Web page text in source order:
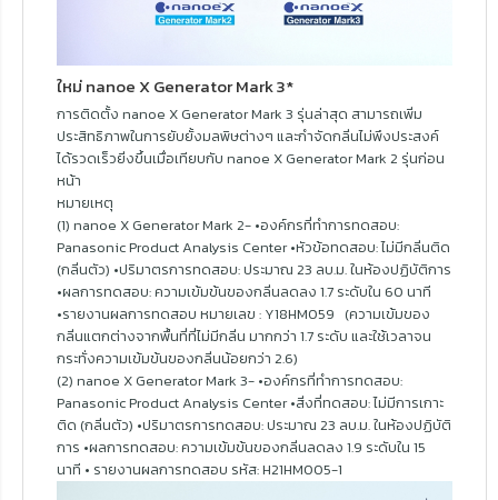
ใหม่ nanoe X Generator Mark 3*
การติดตั้ง nanoe X Generator Mark 3 รุ่นล่าสุด สามารถเพิ่ม
ประสิทธิภาพในการยับยั้งมลพิษต่างๆ และกำจัดกลิ่นไม่พึงประสงค์
ได้รวดเร็วยิ่งขึ้นเมื่อเทียบกับ nanoe X Generator Mark 2 รุ่นก่อน
หน้า
หมายเหตุ
(1) nanoe X Generator Mark 2- •องค์กรที่ทำการทดสอบ:
Panasonic Product Analysis Center •หัวข้อทดสอบ: ไม่มีกลิ่นติด
(กลิ่นตัว) •ปริมาตรการทดสอบ: ประมาณ 23 ลบ.ม. ในห้องปฏิบัติการ
•ผลการทดสอบ: ความเข้มข้นของกลิ่นลดลง 1.7 ระดับใน 60 นาที
•รายงานผลการทดสอบ หมายเลข : Y18HM059 (ความเข้มของ
กลิ่นแตกต่างจากพื้นที่ที่ไม่มีกลิ่น มากกว่า 1.7 ระดับ และใช้เวลาจน
กระทั่งความเข้มข้นของกลิ่นน้อยกว่า 2.6)
(2) nanoe X Generator Mark 3- •องค์กรที่ทำการทดสอบ:
Panasonic Product Analysis Center •สิ่งที่ทดสอบ: ไม่มีการเกาะ
ติด (กลิ่นตัว) •ปริมาตรการทดสอบ: ประมาณ 23 ลบ.ม. ในห้องปฏิบัติ
การ •ผลการทดสอบ: ความเข้มข้นของกลิ่นลดลง 1.9 ระดับใน 15
นาที • รายงานผลการทดสอบ รหัส: H21HM005-1